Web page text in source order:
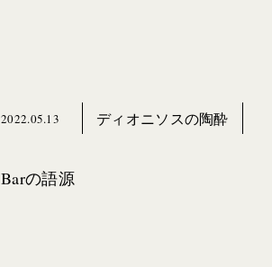
2022.05.13 ディオニソスの陶酔
Barの語源